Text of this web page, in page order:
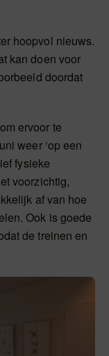
hoopvol nieuws.
kan doen voor
doordat
ervoor te
weer ‘op een
fysieke
voorzichtig,
af van hoe
Ook is goede
de treinen en